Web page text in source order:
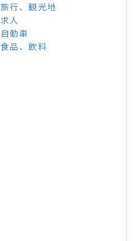
旅行、観光地
求人
自動車
食品、飲料